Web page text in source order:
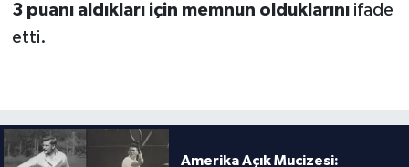
3 puanı aldıkları için memnun olduklarınıifade
etti.
Amerika Açık Mucizesi: